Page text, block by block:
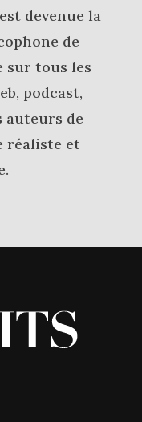
devenue la
de
sur tous les
podcast,
auteurs de
réaliste et